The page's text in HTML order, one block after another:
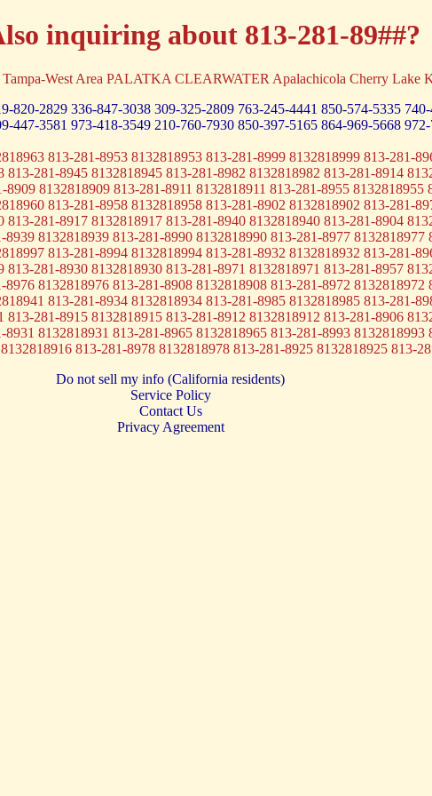
inquiring about 813-281-89##?
West Area PALATKA CLEARWATER Apalachicola Cherry Lake
820-2829 336-847-3038 309-325-2809 763-245-4441 850-574-5335
447-3581 973-418-3549 210-760-7930 850-397-5165 864-969-5668
813-281-8953 8132818953 813-281-8999 8132818999 813-281-
281-8945 8132818945 813-281-8982 8132818982 813-281-8914
8132818909 813-281-8911 8132818911 813-281-8955
813-281-8958 8132818958 813-281-8902 8132818902 813-281-
281-8917 8132818917 813-281-8940 8132818940 813-281-8904
8132818939 813-281-8990 8132818990 813-281-8977
813-281-8994 8132818994 813-281-8932 8132818932 813-281-
281-8930 8132818930 813-281-8971 8132818971 813-281-8957
8132818976 813-281-8908 8132818908 813-281-8972
813-281-8934 8132818934 813-281-8985 8132818985 813-281-
281-8915 8132818915 813-281-8912 8132818912 813-281-8906
8132818931 813-281-8965 8132818965 813-281-8993
813-281-8978 8132818978 813-281-8925 8132818925 813-
Do not sell my info (California residents)
Service Policy
Contact Us
Privacy Agreement